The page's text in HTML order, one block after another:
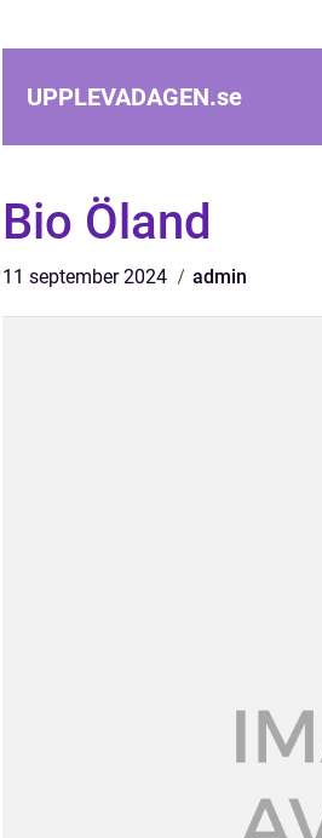
UPPLEVADAGEN.se
Bio Öland
11 september 2024 admin